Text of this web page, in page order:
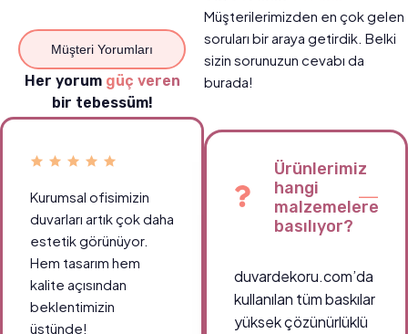
Müşteri Yorumları
Her yorum güç veren
bir tebessüm!
Kurumsal ofisimizin
duvarları artık çok daha
estetik görünüyor.
Hem tasarım hem
kalite açısından
beklentimizin
üstünde!
Okul koridorlarımızda
öğrencilerin ilgisini
çeken canlı tablolar
daha enerjik.
Teşekkürler
duvardekoru.com!
Müşterilerimizden en çok gelen
soruları bir araya getirdik. Belki
sizin sorunuzun cevabı da
burada!
Ürünlerimiz
hangi
malzemelere
basılıyor?
duvardekoru.com’da
kullanılan tüm baskılar
yüksek çözünürlüklü